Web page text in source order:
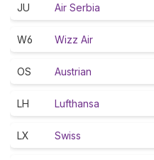
JU Air Serbia
W6 Wizz Air
OS Austrian
LH Lufthansa
LX Swiss